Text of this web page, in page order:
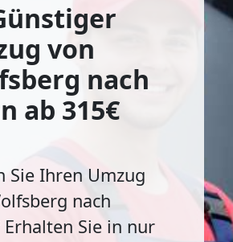
von
nach
ab 315€
Sie Ihren Umzug
nach
Erhalten Sie in nur